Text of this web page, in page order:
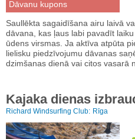
Dāvanu kupons
Saullēkta sagaidīšana airu laivā
dāvana, kas ļaus labi pavadīt
ūdens virsmas. Ja aktīva atpūta
lielisku piedzīvojumu dāvanas
dzimšanas dienā vai citos vasarā
Kajaka dienas
Richard Windsurfing Club: Rīga